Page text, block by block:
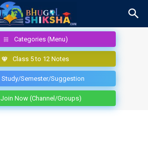
Categories (Menu)
Class 5 to 12 Notes
Study/Semester/Suggestion
Join Now (Channel/Groups)